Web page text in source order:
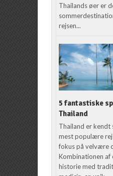
Thailands øer er
rejsen...
5 fantastiske
Thailand
Thailand er kendt
mest populære
fokus på velvære
Kombinationen af
historie med